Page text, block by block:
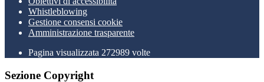
Whistleblowing
Gestione consensi cookie
Amministrazione trasparente
Pagina visualizzata 272989 volte
Sezione Copyright